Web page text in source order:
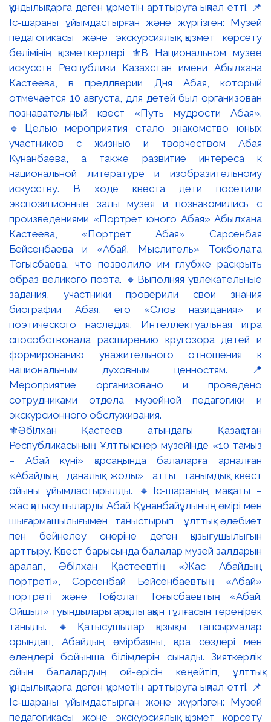
⚜️Әбілхан Қастеев атындағы Қазақстан
Республикасының Ұлттық өнер музейінде «10 тамыз
– Абай күні» қарсаңында балаларға арналған
«Абайдың даналық жолы» атты танымдық квест
ойыны ұйымдастырылды. 🔹Іс-шараның мақсаты –
жас қатысушыларды Абай Құнанбайұлының өмірі мен
шығармашылығымен таныстырып, ұлттық әдебиет
пен бейнелеу өнеріне деген қызығушылығын
арттыру. Квест барысында балалар музей залдарын
аралап, Әбілхан Қастеевтің «Жас Абайдың
портреті», Сәрсенбай Бейсенбаевтың «Абай»
портреті және Тоқболат Тоғысбаевтың «Абай.
Ойшыл» туындылары арқылы ақын тұлғасын тереңірек
таныды. 🔸Қатысушылар қызықты тапсырмалар
орындап, Абайдың өмірбаяны, қара сөздері мен
өлеңдері бойынша білімдерін сынады. Зияткерлік
ойын балалардың ой-өрісін кеңейтіп, ұлттық
құндылықтарға деген құрметін арттыруға ықпал етті. 📌
Іс-шараны ұйымдастырған және жүргізген: Музей
педагогикасы және экскурсиялық қызмет көрсету